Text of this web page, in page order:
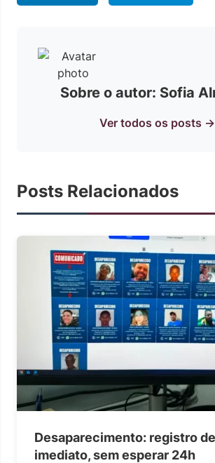
Sobre o autor: Sofia
Ver todos os posts →
Posts Relacionados
Desaparecimento: registro
imediato, sem esperar 24h